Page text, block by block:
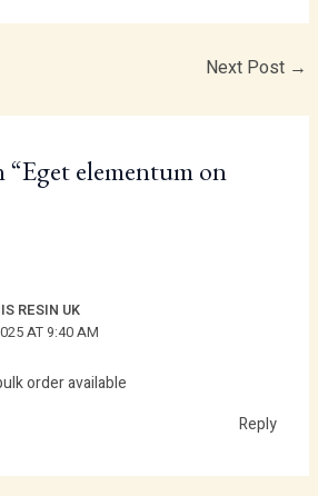
Next Post →
elementum on
RESIN UK
AT 9:40 AM
order available
Reply